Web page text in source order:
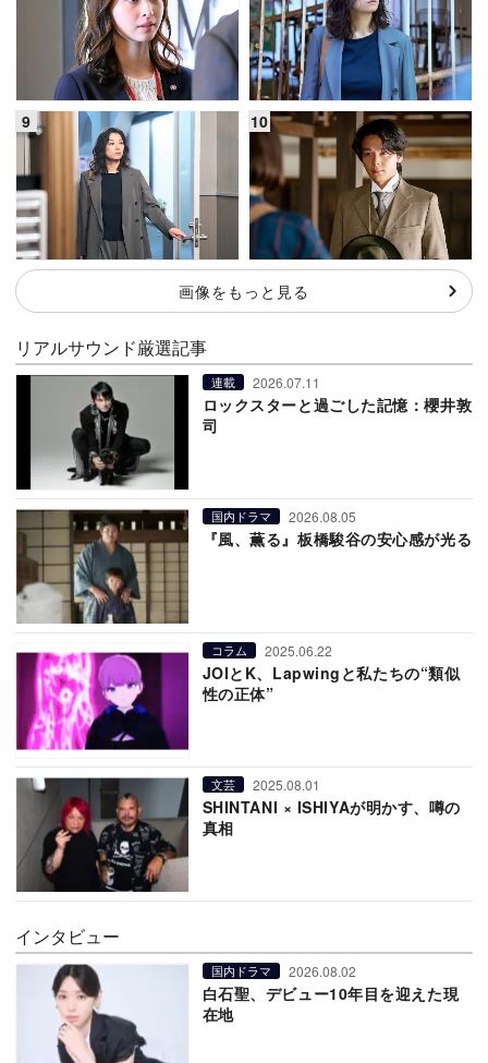
画像をもっと見る
リアルサウンド厳選記事
連載 2026.07.11
ロックスターと過ごした記憶：櫻井敦
司
国内ドラマ 2026.08.05
『風、薫る』板橋駿谷の安心感が光る
コラム 2025.06.22
JOIとK、Lapwingと私たちの“類似
性の正体”
文芸 2025.08.01
SHINTANI × ISHIYAが明かす、噂の
真相
インタビュー
国内ドラマ 2026.08.02
白石聖、デビュー10年目を迎えた現
在地